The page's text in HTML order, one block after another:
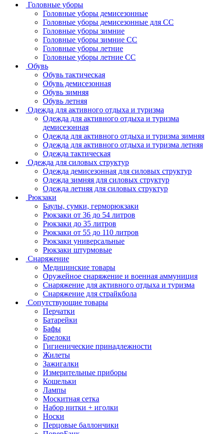
Головные уборы
Головные уборы демисезонные
Головные уборы демисезонные для СС
Головные уборы зимние
Головные уборы зимние СС
Головные уборы летние
Головные уборы летние СС
Обувь
Обувь тактическая
Обувь демисезонная
Обувь зимняя
Обувь летняя
Одежда для активного отдыха и туризма
Одежда для активного отдыха и туризма
демисезонная
Одежда для активного отдыха и туризма зимняя
Одежда для активного отдыха и туризма летняя
Одежда тактическая
Одежда для силовых структур
Одежда демисезонная для силовых структур
Одежда зимняя для силовых структур
Одежда летняя для силовых структур
Рюкзаки
Баулы, сумки, герморюкзаки
Рюкзаки от 36 до 54 литров
Рюкзаки до 35 литров
Рюкзаки от 55 до 110 литров
Рюкзаки универсальные
Рюкзаки штурмовые
Снаряжение
Медицинские товары
Оружейное снаряжение и военная аммуниция
Снаряжение для активного отдыха и туризма
Снаряжение для страйкбола
Сопутствующие товары
Перчатки
Батарейки
Бафы
Брелоки
Гигиенические принадлежности
Жилеты
Зажигалки
Измерительные приборы
Кошельки
Лампы
Москитная сетка
Набор нитки + иголки
Носки
Перцовые баллончики